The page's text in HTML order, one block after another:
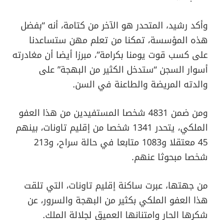
وأكد رشيد، المتحدر هو الآخر من كتامة، أنه “بفضل
هذه المؤسسة، تمكنا من تعلم مهن ستساعدنا
على كسب قوت يومنا بكرامة”، مبرزا أيضا أن مغادرته
أسوار السجن “ستدخل الكثير من البهجة” على
والدته المريضة والطاعنة في السن.
ومن ضمن 4831 شخصا المستفيدين من هذا العفو
الملكي، يتحدر 1341 شخصا من إقليم تاونات، بينهم
45 معتقلا و1083 متابعا في حالة سراح، و213
شخصا مبحوثا عنهم.
من جهتها، عبرت ساكنة إقليم تاونات، التي تلقت
هذا العفو الملكي بكثير من البهجة والسرور، عن
شكرها الحار وامتنانها العميق لجلالة الملك.